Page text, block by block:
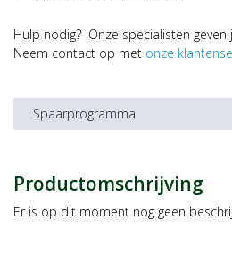
Hulp nodig? Onze specialisten
Neem contact op met onze
Spaarprogramma
Productomschrijving
Er is op dit moment nog geen